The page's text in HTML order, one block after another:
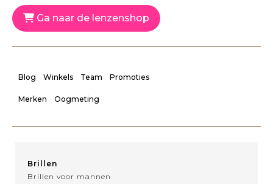
Ga naar de lenzenshop
Blog Winkels Team Promoties
Merken Oogmeting
Brillen
Brillen voor mannen